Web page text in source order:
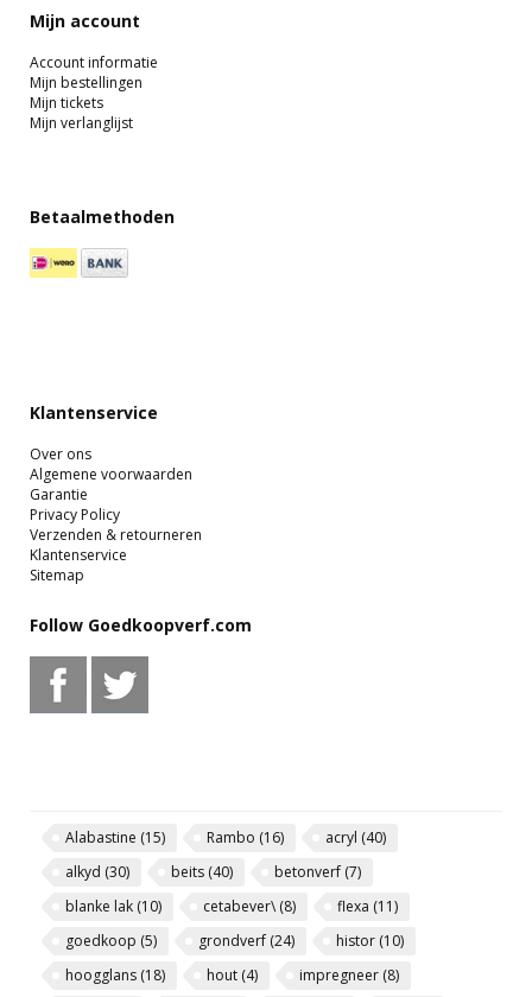
Mijn account
Account informatie
Mijn bestellingen
Mijn tickets
Mijn verlanglijst
Betaalmethoden
Klantenservice
Over ons
Algemene voorwaarden
Garantie
Privacy Policy
Verzenden & retourneren
Klantenservice
Sitemap
Follow Goedkoopverf.com
Alabastine (15) Rambo (16) acryl (40)
alkyd (30) beits (40) betonverf (7)
blanke lak (10) cetabever\(8) flexa (11)
goedkoop (5) grondverf (24) histor (10)
hoogglans (18) hout (4) impregneer (8)